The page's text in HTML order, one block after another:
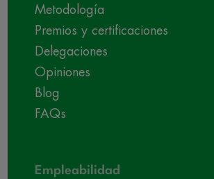
Metodología
Premios y certificaciones
Delegaciones
Opiniones
Blog
FAQs
Empleabilidad